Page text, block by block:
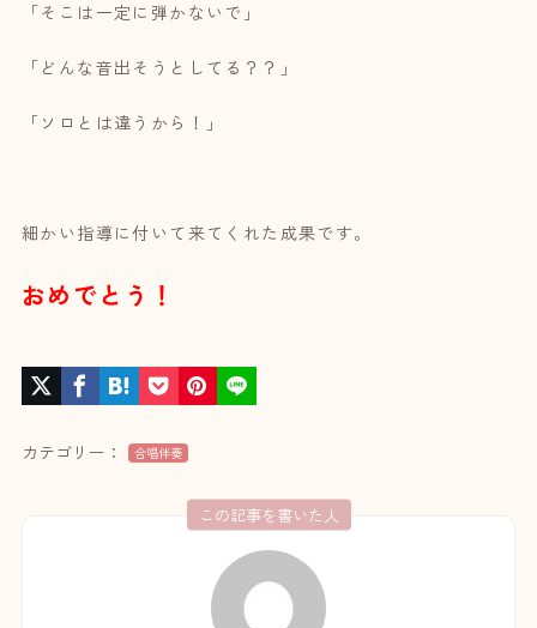
「そこは一定に弾かないで」
「どんな音出そうとしてる？？」
「ソロとは違うから！」
細かい指導に付いて来てくれた成果です。
おめでとう！
カテゴリー： 合唱伴奏
この記事を書いた人